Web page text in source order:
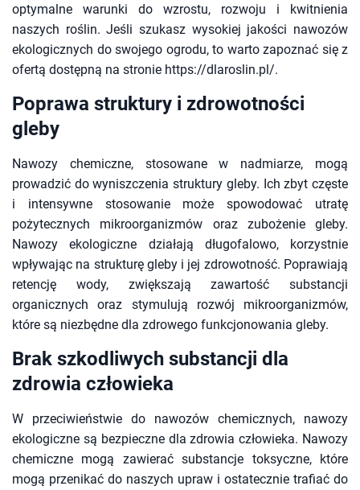
optymalne warunki do wzrostu, rozwoju i kwitnienia
naszych roślin. Jeśli szukasz wysokiej jakości nawozów
ekologicznych do swojego ogrodu, to warto zapoznać się z
ofertą dostępną na stronie https://dlaroslin.pl/.
Poprawa struktury i zdrowotności
gleby
Nawozy chemiczne, stosowane w nadmiarze, mogą
prowadzić do wyniszczenia struktury gleby. Ich zbyt częste
i intensywne stosowanie może spowodować utratę
pożytecznych mikroorganizmów oraz zubożenie gleby.
Nawozy ekologiczne działają długofalowo, korzystnie
wpływając na strukturę gleby i jej zdrowotność. Poprawiają
retencję wody, zwiększają zawartość substancji
organicznych oraz stymulują rozwój mikroorganizmów,
które są niezbędne dla zdrowego funkcjonowania gleby.
Brak szkodliwych substancji dla
zdrowia człowieka
W przeciwieństwie do nawozów chemicznych, nawozy
ekologiczne są bezpieczne dla zdrowia człowieka. Nawozy
chemiczne mogą zawierać substancje toksyczne, które
mogą przenikać do naszych upraw i ostatecznie trafiać do